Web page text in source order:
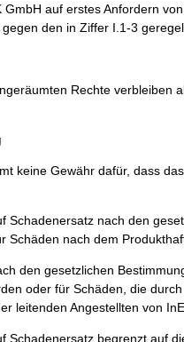
GmbH auf erstes Anfordern
den in Ziffer I.1-3
Rechte verbleiben
keine Gewähr dafür, dass
Schadenersatz nach den
Schäden nach dem
den gesetzlichen
oder für Schäden, die
leitenden Angestellten von
Schadenersatz begrenzt auf